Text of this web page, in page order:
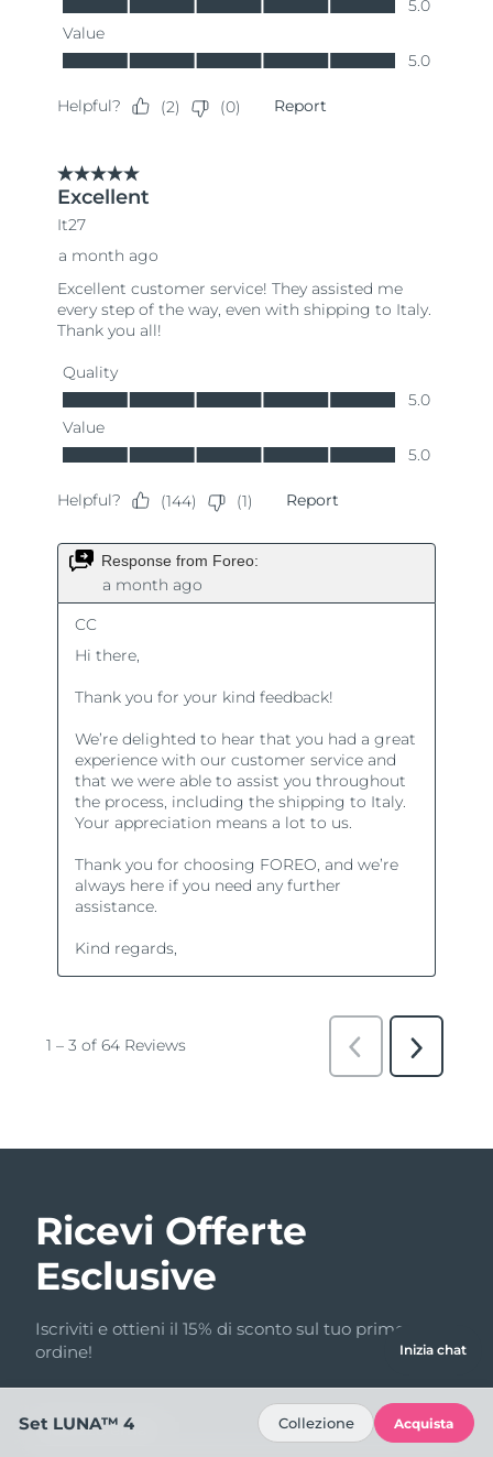
Ricevi Offerte
Esclusive
Iscriviti e ottieni il 15% di sconto sul tuo primo
ordine!
Indirizzo email
Inizia chat
Set LUNA™ 4 Collezione Acquista